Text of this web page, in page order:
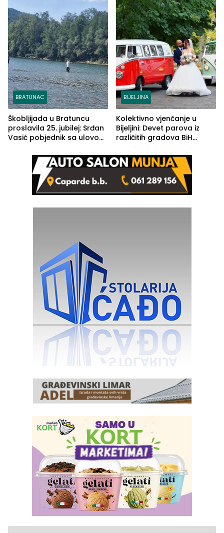
BRATUNAC
Škobljijada u Bratuncu
proslavila 25. jubilej: Srđan
Vasić pobjednik sa ulovom
BIJELJINA
Kolektivno vjenčanje u
Bijeljini: Devet parova iz
različitih gradova BiH